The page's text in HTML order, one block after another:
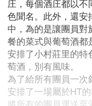
庄，每個酒庄都以
色聞名。此外，還
中，為的是讓團員
餐的菜式與葡萄酒都
安排了小村莊里的特
萄酒，別有風味。
為了給所有團員一次
安排了一場屬於HT